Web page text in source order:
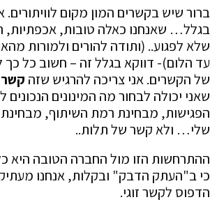
ברור שיש בקשרים המון מקום לוויתורים.
בגלל… שאנחנו כאלה טובות, אכפתיות,
שלא לפגוע.. (ותודה להורים ולמורות
עד הלום)- דווקא בגלל זה – חשוב כל כך
של הקשרים. אני צריכה להרגיש שזה קשר
שאני יכולה לבחור מה המינונים הנכונים
הפגישות, מבחינת רמת השיתוף,
שלי… ולא קשר של תלות..
ההתרחשות הזו מול החברה הטובה היא
כי ב"העתק הדבק" ובקלות, אנחנו
הדפוס לקשר זוגי.